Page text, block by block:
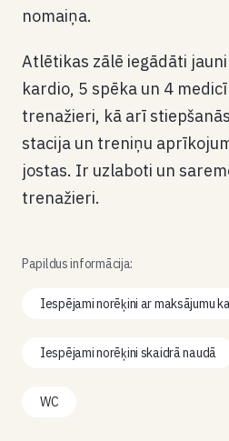
nomaiņa.
Atlētikas zālē iegādāti
kardio, 5 spēka un 4
trenažieri, kā arī
stacija un treniņu
jostas. Ir uzlaboti un
trenažieri.
Papildus informācija:
Iespējami norēķini ar maksājumu
Iespējami norēķini skaidrā naudā
WC